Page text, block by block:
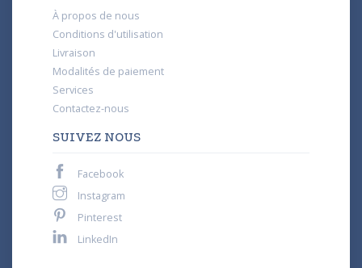
À propos de nous
Conditions d'utilisation
Livraison
Modalités de paiement
Services
Contactez-nous
SUIVEZ NOUS
Facebook
Instagram
Pinterest
LinkedIn